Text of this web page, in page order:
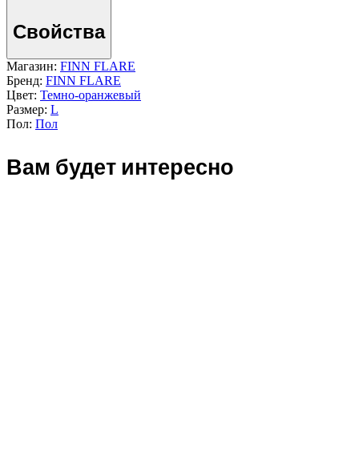
Свойства
Магазин: FINN FLARE
Бренд: FINN FLARE
Цвет: Темно-оранжевый
Размер: L
Пол: Пол
Вам будет интересно